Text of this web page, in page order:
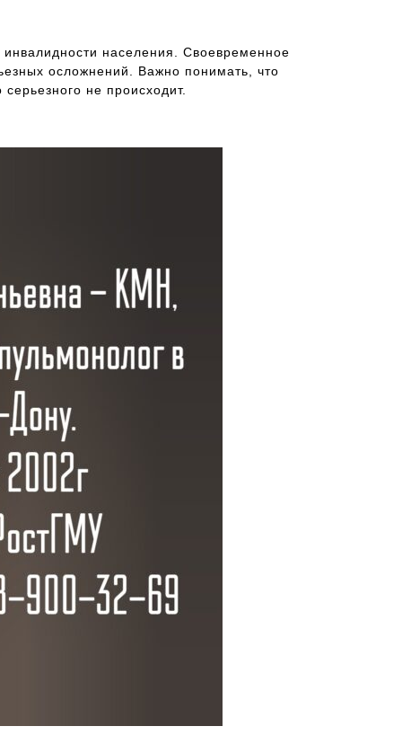
населения. Своевременное
осложнений. Важно понимать, что
не происходит.